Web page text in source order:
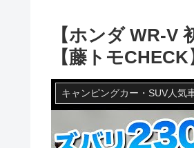
【ホンダ WR-V
【藤トモCHECK
キャンピングカー・SUV人気